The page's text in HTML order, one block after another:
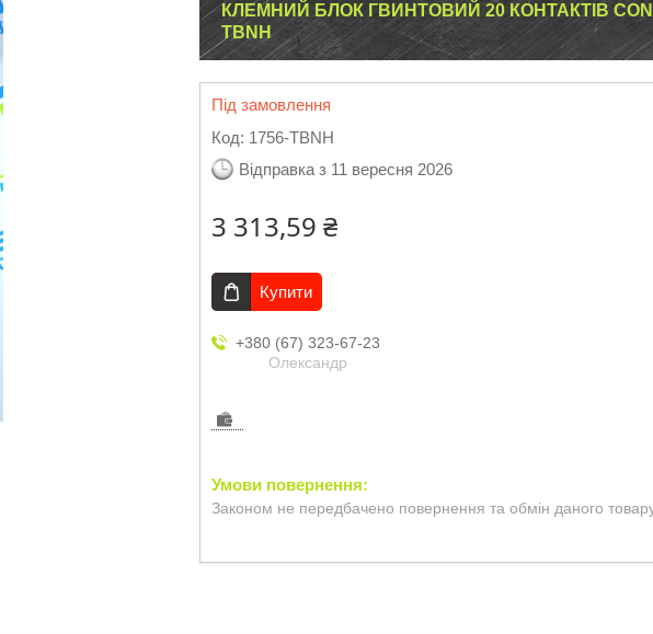
КЛЕМНИЙ БЛОК ГВИНТОВИЙ 20 КОНТАКТІВ
TBNH
Під замовлення
Код: 1756-TBNH
Відправка з 11 вересня 2026
3 313,59 ₴
Купити
+380 (67) 323-67-23
Олександр
Законом не передбачено повернення та обмін даного